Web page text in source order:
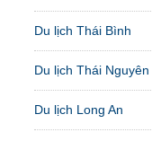
Du lịch Thái Bình
Du lịch Thái Nguyên
Du lịch Long An